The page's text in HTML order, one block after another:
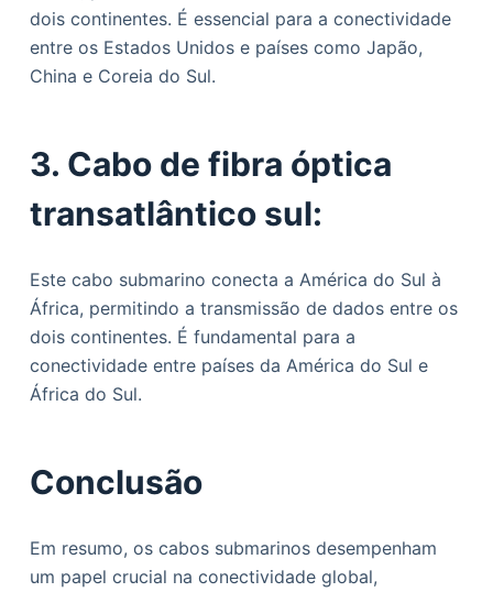
dois continentes. É essencial para a conectividade
entre os Estados Unidos e países como Japão,
China e Coreia do Sul.
3. Cabo de fibra óptica
transatlântico sul:
Este cabo submarino conecta a América do Sul à
África, permitindo a transmissão de dados entre os
dois continentes. É fundamental para a
conectividade entre países da América do Sul e
África do Sul.
Conclusão
Em resumo, os cabos submarinos desempenham
um papel crucial na conectividade global,